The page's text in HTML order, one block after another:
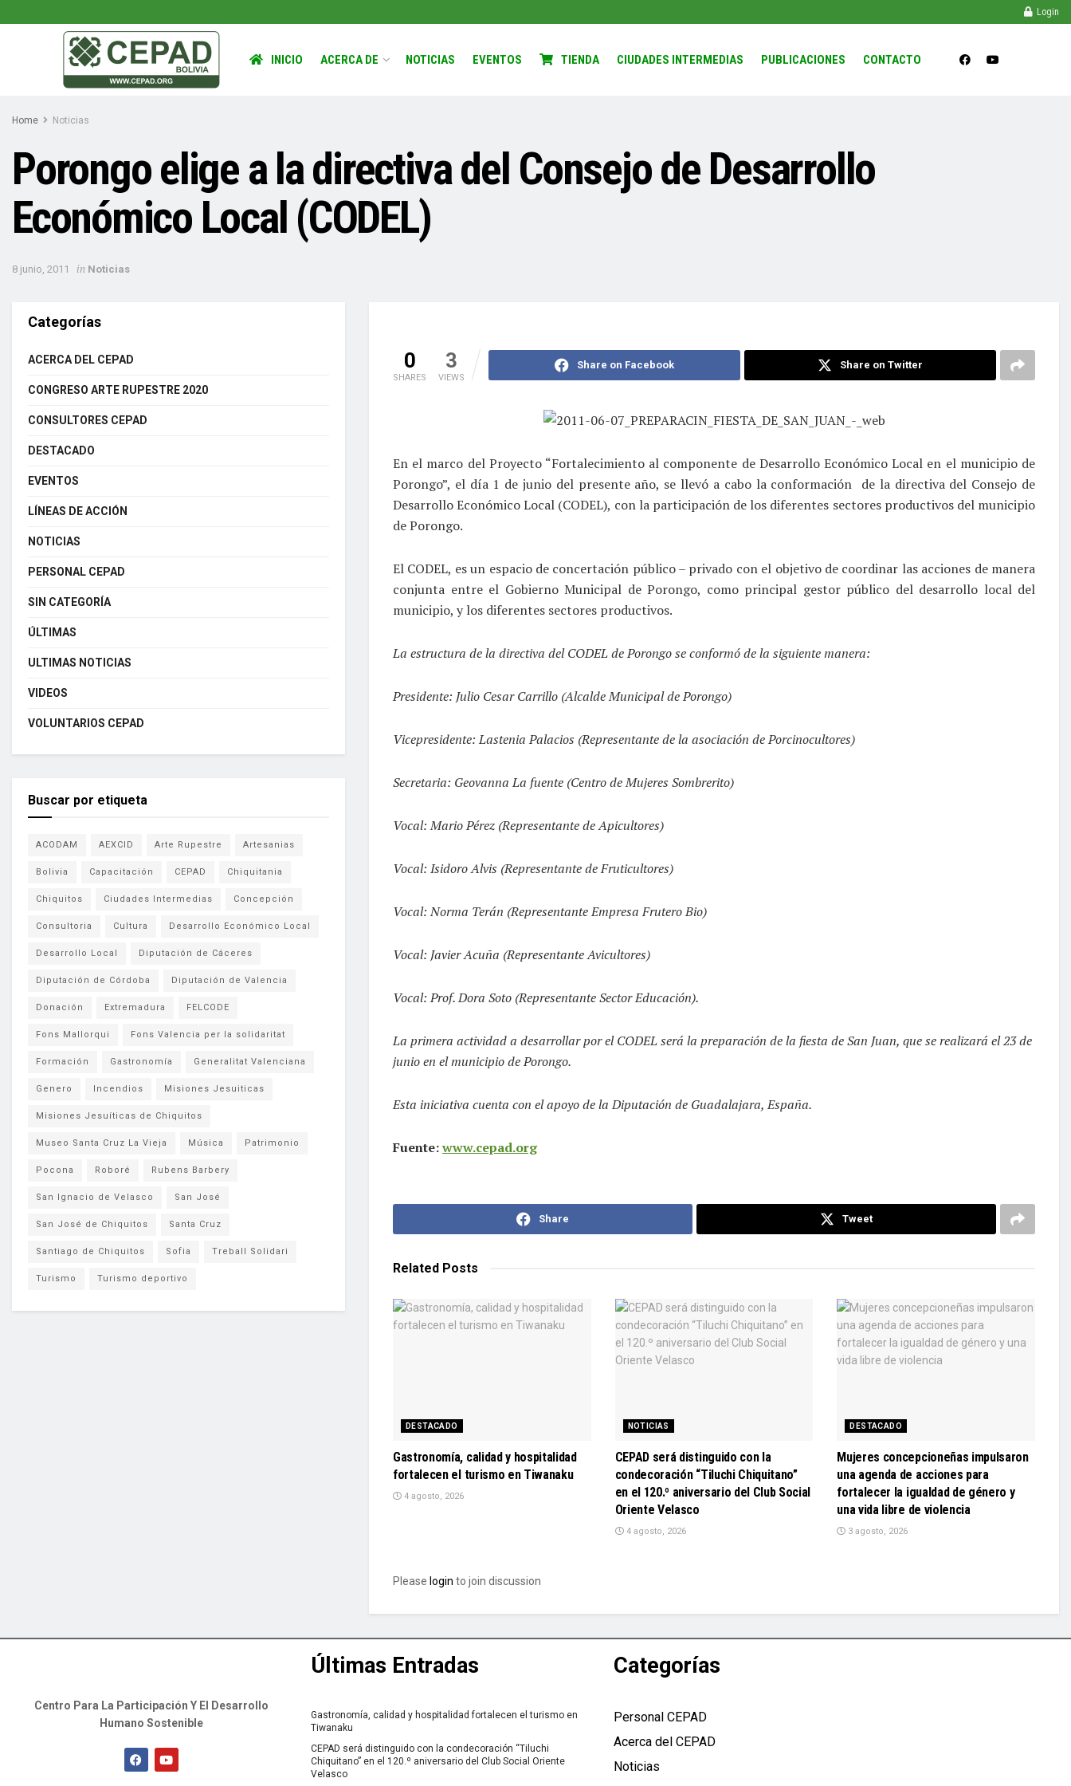
Login
INICIO ACERCA DE NOTICIAS EVENTOS TIENDA CIUDADES INTERMEDIAS PUBLICACIONES CONTACTO
Home Noticias
Porongo elige a la directiva del Consejo de Desarrollo
Económico Local (CODEL)
8 junio, 2011 in Noticias
0
SHARES
3
VIEWS
Share on Facebook Share on Twitter
En el marco del Proyecto “Fortalecimiento al componente de Desarrollo Económico Local en el municipio de
Porongo”, el día 1 de junio del presente año, se llevó a cabo la conformación de la directiva del Consejo de
Desarrollo Económico Local (CODEL), con la participación de los diferentes sectores productivos del municipio
de Porongo.
El CODEL, es un espacio de concertación público – privado con el objetivo de coordinar las acciones de manera
conjunta entre el Gobierno Municipal de Porongo, como principal gestor público del desarrollo local del
municipio, y los diferentes sectores productivos.
La estructura de la directiva del CODEL de Porongo se conformó de la siguiente manera:
Presidente: Julio Cesar Carrillo (Alcalde Municipal de Porongo)
Vicepresidente: Lastenia Palacios (Representante de la asociación de Porcinocultores)
Secretaria: Geovanna La fuente (Centro de Mujeres Sombrerito)
Vocal: Mario Pérez (Representante de Apicultores)
Vocal: Isidoro Alvis (Representante de Fruticultores)
Vocal: Norma Terán (Representante Empresa Frutero Bio)
Vocal: Javier Acuña (Representante Avicultores)
Vocal: Prof. Dora Soto (Representante Sector Educación).
La primera actividad a desarrollar por el CODEL será la preparación de la fiesta de San Juan, que se realizará el 23 de
junio en el municipio de Porongo.
Esta iniciativa cuenta con el apoyo de la Diputación de Guadalajara, España.
Fuente:www.cepad.org
Share Tweet
Related Posts
DESTACADO
Gastronomía, calidad y hospitalidad
fortalecen el turismo en Tiwanaku
4 agosto, 2026
NOTICIAS
CEPAD será distinguido con la
condecoración “Tiluchi Chiquitano”
en el 120.º aniversario del Club Social
Oriente Velasco
4 agosto, 2026
DESTACADO
Mujeres concepcioneñas impulsaron
una agenda de acciones para
fortalecer la igualdad de género y
una vida libre de violencia
3 agosto, 2026
Please login to join discussion
Categorías
ACERCA DEL CEPAD
CONGRESO ARTE RUPESTRE 2020
CONSULTORES CEPAD
DESTACADO
EVENTOS
LÍNEAS DE ACCIÓN
NOTICIAS
PERSONAL CEPAD
SIN CATEGORÍA
ÚLTIMAS
ULTIMAS NOTICIAS
VIDEOS
VOLUNTARIOS CEPAD
Buscar por etiqueta
ACODAM AEXCID Arte Rupestre Artesanias
Bolivia Capacitación CEPAD Chiquitania
Chiquitos Ciudades Intermedias Concepción
Consultoria Cultura Desarrollo Económico Local
Desarrollo Local Diputación de Cáceres
Diputación de Córdoba Diputación de Valencia
Donación Extremadura FELCODE
Fons Mallorqui Fons Valencia per la solidaritat
Formación Gastronomía Generalitat Valenciana
Genero Incendios Misiones Jesuiticas
Misiones Jesuíticas de Chiquitos
Museo Santa Cruz La Vieja Música Patrimonio
Pocona Roboré Rubens Barbery
San Ignacio de Velasco San José
San José de Chiquitos Santa Cruz
Santiago de Chiquitos Sofia Treball Solidari
Turismo Turismo deportivo
Centro Para La Participación Y El Desarrollo
Humano Sostenible
Últimas Entradas
Gastronomía, calidad y hospitalidad fortalecen el turismo en
Tiwanaku
CEPAD será distinguido con la condecoración “Tiluchi
Chiquitano” en el 120.º aniversario del Club Social Oriente
Velasco
Categorías
Personal CEPAD
Acerca del CEPAD
Noticias